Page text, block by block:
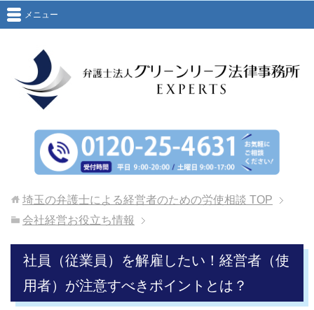
メニュー
埼玉の弁護士による経営者のための労使相談 TOP
会社経営お役立ち情報
社員（従業員）を解雇したい！経営者（使
用者）が注意すべきポイントとは？